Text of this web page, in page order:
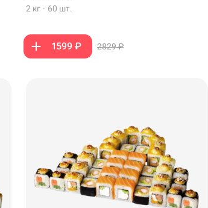
2 кг · 60 шт.
1599 ₽ 2829 ₽